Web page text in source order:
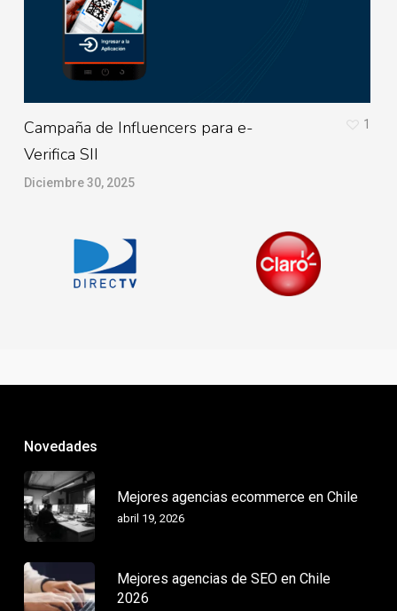
Campaña de Influencers para e-
Verifica SII
Diciembre 30, 2025
1
Novedades
Mejores agencias ecommerce en Chile
abril 19, 2026
Mejores agencias de SEO en Chile
2026